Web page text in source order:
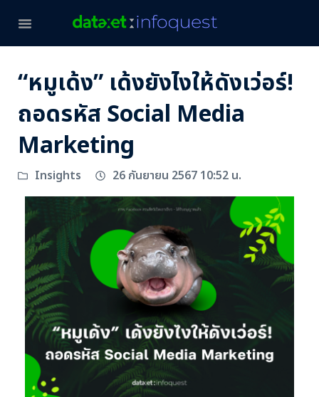
“หมูเด้ง” เด้งยังไงให้ดังเว่อร์!
ถอดรหัส Social Media
Marketing
Insights 26 กันยายน 2567 10:52 น.